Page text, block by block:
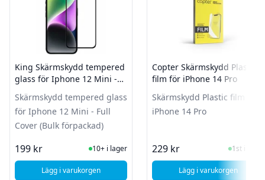
King Skärmskydd tempered
glass för Iphone 12 Mini -
Skärmskydd tempered glass
för Iphone 12 Mini - Full
Cover (Bulk förpackad)
199 kr I Lager
10+ i lager
Lägg i varukorgen, King Skärmskydd tempered glass för Iphone 12 Mini -
Copter Skärmskydd Plastic
film för iPhone 14 Pro
Skärmskydd Plastic film för
iPhone 14 Pro
229 kr I Lager
1st i lager
Lägg i varukorgen